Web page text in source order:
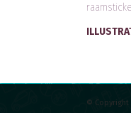
© Copyright